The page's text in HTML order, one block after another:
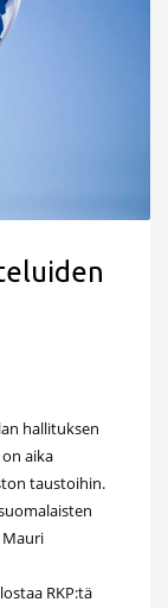
hallituksen
aika
taustoihin.
Mauri
RKP:tä